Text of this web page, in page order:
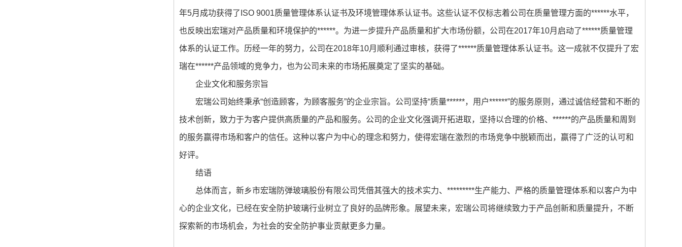
年5月成功获得了ISO 9001质量管理体系认证书及环境管理体系认证书。这些认证不仅标志着公司在质量管理方面的******水平，
也反映出宏瑞对产品质量和环境保护的******。为进一步提升产品质量和扩大市场份额，公司在2017年10月启动了******质量管理
体系的认证工作。历经一年的努力，公司在2018年10月顺利通过审核，获得了******质量管理体系认证书。这一成就不仅提升了宏
瑞在******产品领域的竞争力，也为公司未来的市场拓展奠定了坚实的基础。
企业文化和服务宗旨
宏瑞公司始终秉承“创造顾客，为顾客服务”的企业宗旨。公司坚持“质量******，用户******”的服务原则，通过诚信经营和不断的
技术创新，致力于为客户提供高质量的产品和服务。公司的企业文化强调开拓进取，坚持以合理的价格、******的产品质量和周到
的服务赢得市场和客户的信任。这种以客户为中心的理念和努力，使得宏瑞在激烈的市场竞争中脱颖而出，赢得了广泛的认可和
好评。
结语
总体而言，新乡市宏瑞防弹玻璃股份有限公司凭借其强大的技术实力、*********生产能力、严格的质量管理体系和以客户为中
心的企业文化，已经在安全防护玻璃行业树立了良好的品牌形象。展望未来，宏瑞公司将继续致力于产品创新和质量提升，不断
探索新的市场机会，为社会的安全防护事业贡献更多力量。